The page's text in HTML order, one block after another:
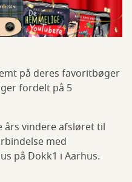
på deres favoritbøger
fordelt på 5
års vindere afsløret til
med
på Dokk1 i Aarhus.